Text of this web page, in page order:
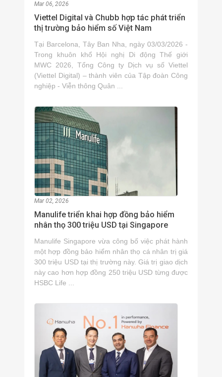
Mar 06, 2026
Viettel Digital và Chubb hợp tác phát triển
thị trường bảo hiểm số Việt Nam
Tại Barcelona, Tây Ban Nha, ngày 03/03/2026 -
Trong khuôn khổ Hội nghị Di động Thế giới
MWC 2026, Tổng Công ty Dịch vụ số Viettel
(Viettel Digital) – thành viên của Tập đoàn Công
nghiệp - Viễn thông Quân ...
Mar 02, 2026
Manulife triển khai hợp đồng bảo hiểm
nhân thọ 300 triệu USD tại Singapore
Manulife Singapore vừa công bố việc phát hành
một hợp đồng bảo hiểm nhân thọ cá nhân trị giá
300 triệu USD tại thị trường này. Giá trị giao dịch
này cao hơn hợp đồng 250 triệu USD từng được
HSBC Life ...